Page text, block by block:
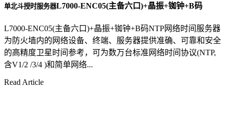
单北斗授时服务器L7000-ENC05(主备六口)+晶振+铷钟+B码
L7000-ENC05(主备六口)+晶振+铷钟+B码NTP网络时间服务器
为防火墙内的网络设备、终端、服务器提供准确、可靠和安全
的高精度卫星时间参考，可为数万台标准网络时间协议(NTP,
含V1/2 /3/4 )和简单网络...
Read Article